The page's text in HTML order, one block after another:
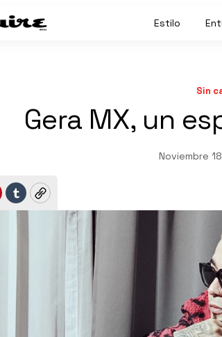
Estilo
Sin
Gera MX, un
Noviembre
TumblrCopy